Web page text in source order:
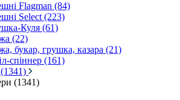
Flagman (84)
Select (223)
Куля (61)
(22)
букар, грушка, казара (21)
спіннер (161)
(1341)